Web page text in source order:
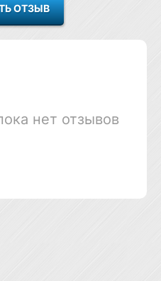
нет отзывов